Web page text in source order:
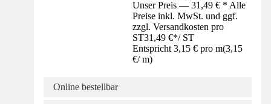
Unser Preis — 31,49 € * Alle
Preise inkl. MwSt. und ggf.
zzgl. Versandkosten pro
ST31,49 €*/ ST
Entspricht 3,15 € pro m(3,15
€/ m)
Online bestellbar